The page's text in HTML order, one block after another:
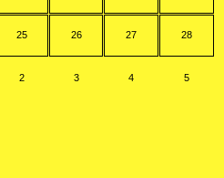
25 26 27 28
2 3 4 5